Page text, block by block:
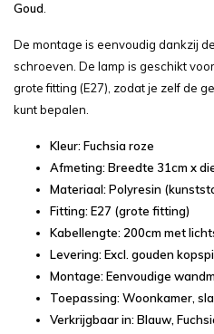
Goud.
De montage is eenvoudig dankzij
schroeven. De lamp is geschikt
grote fitting (E27), zodat je zelf de
kunt bepalen.
Kleur: Fuchsia roze
Afmeting: Breedte 31cm x
Materiaal: Polyresin
Fitting: E27 (grote fitting)
Kabellengte: 200cm met
Levering: Excl. gouden
Montage: Eenvoudige
Toepassing: Woonkamer,
Verkrijgbaar in: Blauw,